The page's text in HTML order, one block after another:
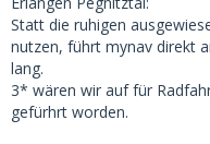
Statt die ruhigen
nutzen, führt mynav direkt
lang.
3* wären wir auf für
gefürhrt worden.